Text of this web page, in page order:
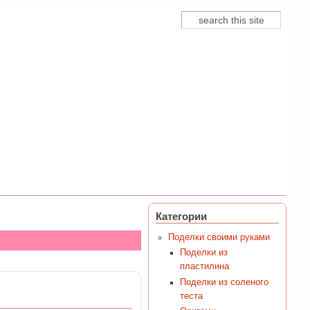
Форма поиска
Поиск
Категории
Поделки своими руками
Поделки из
пластилина
Поделки из соленого
теста